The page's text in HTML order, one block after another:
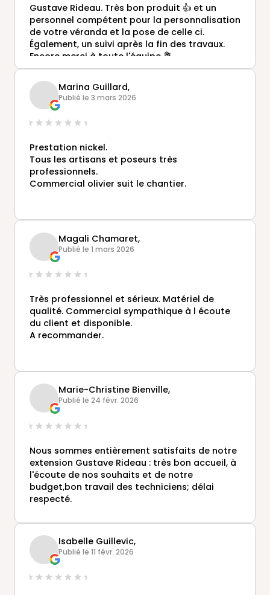
Gustave Rideau. Très bon produit 👍 et un
personnel compétent pour la personnalisation
de votre véranda et la pose de celle ci.
Également, un suivi après la fin des travaux.
Encore merci à toute l'équipe 💐
Marina Guillard,
Publié le 3 mars 2026
Prestation nickel.
Tous les artisans et poseurs très
professionnels.
Commercial olivier suit le chantier.
Magali Chamaret,
Publié le 1 mars 2026
Très professionnel et sérieux. Matériel de
qualité. Commercial sympathique à l écoute
du client et disponible.
A recommander.
Marie-Christine Bienville,
Publié le 24 févr. 2026
Nous sommes entièrement satisfaits de notre
extension Gustave Rideau : très bon accueil, à
l'écoute de nos souhaits et de notre
budget,bon travail des techniciens; délai
respecté.
Isabelle Guillevic,
Publié le 11 févr. 2026